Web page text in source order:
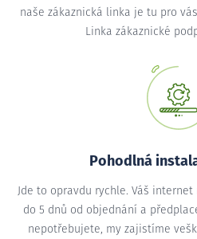
naše zákaznická linka je tu pro
Linka zákaznické
Pohodlná
Jde to opravdu rychle. Váš
do 5 dnů od objednání a
nepotřebujete, my zajistíme